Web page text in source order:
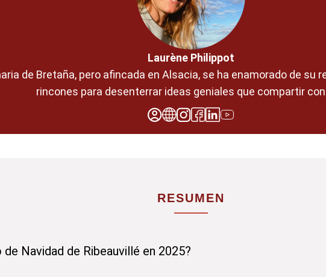
Laurène Philippot
de Bretaña, pero afincada en Alsacia, se ha enamorado de
rincones para desenterrar ideas geniales que compartir
RESUMEN
Navidad de Ribeauvillé en 2025?